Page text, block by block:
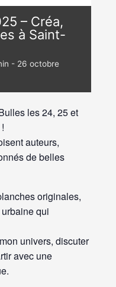
– Créa,
à Saint-
- 26 octobre
les 24, 25 et
auteurs,
de belles
originales,
qui
univers, discuter
avec une